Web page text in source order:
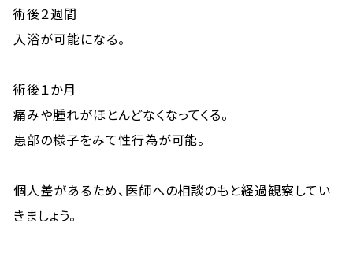
術後２週間
入浴が可能になる。
術後１か月
痛みや腫れがほとんどなくなってくる。
患部の様子をみて性行為が可能。
個人差があるため、医師への相談のもと経過観察してい
きましょう。